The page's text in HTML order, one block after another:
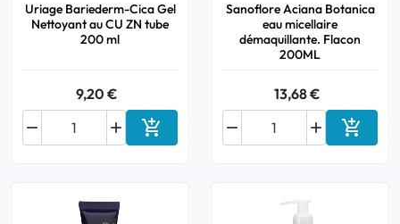
Uriage Bariederm-Cica Gel
Nettoyant au CU ZN tube
200 ml
9,20 €

 Ajouter au panier
Sanoflore Aciana Botanica
eau micellaire
démaquillante. Flacon
200ML
13,68 €

 